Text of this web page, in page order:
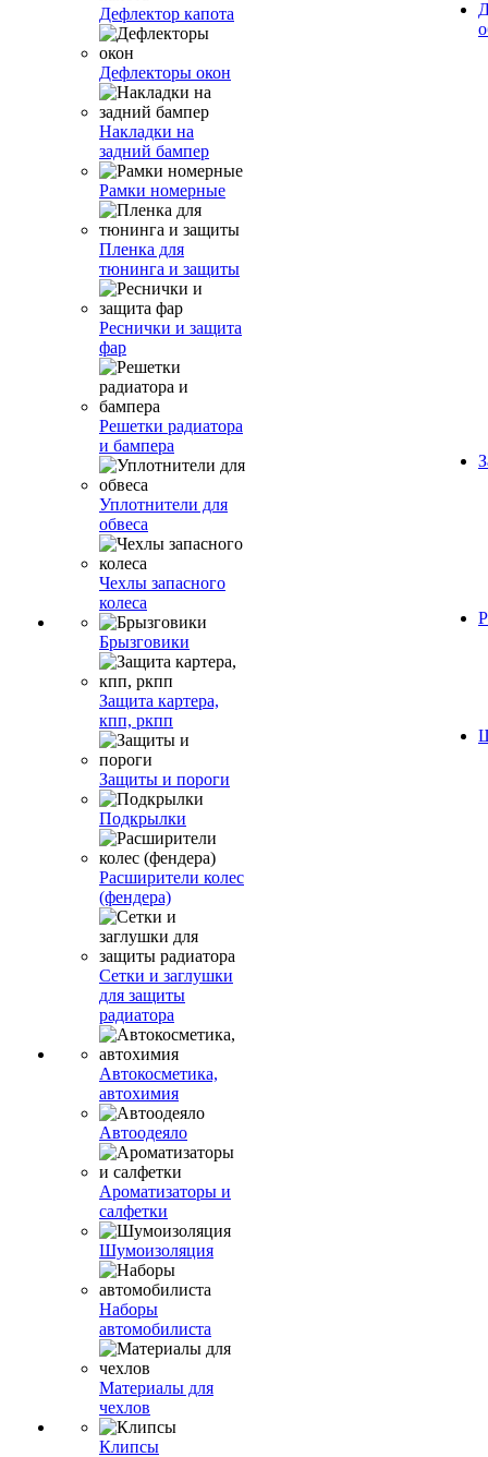
Дефлектор капота
Дефлекторы окон
Накладки на
задний бампер
Рамки номерные
Пленка для
тюнинга и защиты
Реснички и защита
фар
Решетки радиатора
и бампера
Уплотнители для
обвеса
Чехлы запасного
колеса
Брызговики
Защита картера,
кпп, ркпп
Защиты и пороги
Подкрылки
Расширители колес
(фендера)
Сетки и заглушки
для защиты
радиатора
Автокосметика,
автохимия
Автоодеяло
Ароматизаторы и
салфетки
Шумоизоляция
Наборы
автомобилиста
Материалы для
чехлов
Клипсы